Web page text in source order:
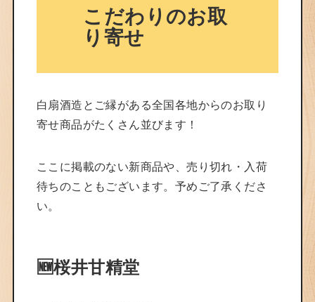
こだわりのお取
り寄せ
白扇酒造とご縁がある全国各地からのお取り
寄せ商品がたくさん並びます！
ここに掲載のない新商品や、売り切れ・入荷
待ちのこともございます。予めご了承くださ
い。
🆕桜井甘精堂